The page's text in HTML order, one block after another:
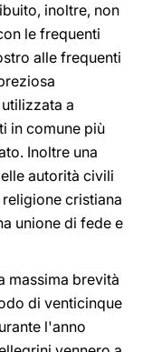
inoltre, non
le frequenti
alle frequenti
a
in comune più
Inoltre una
autorità civili
cristiana
unione di fede e
massima brevità
di venticinque
l'anno